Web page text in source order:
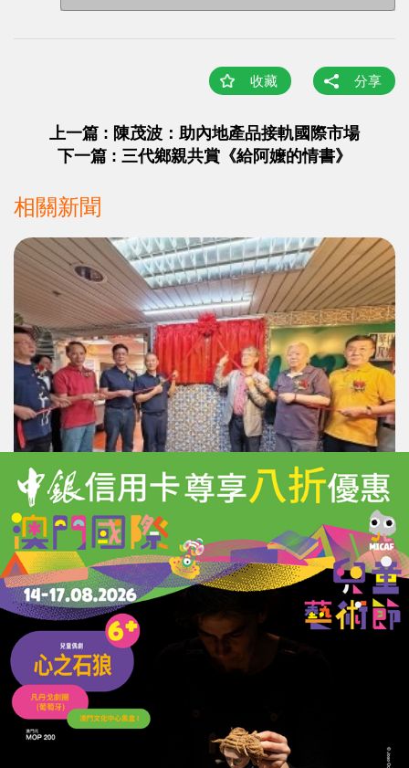
收藏 分享
上一篇 : 陳茂波：助內地產品接軌國際市場
下一篇 : 三代鄉親共賞《給阿嬤的情書》
相關新聞
「一帶一路」數字新城會客廳籌備辦揭牌
打造數字絲路產業合作新高地
27/07/2026 7299